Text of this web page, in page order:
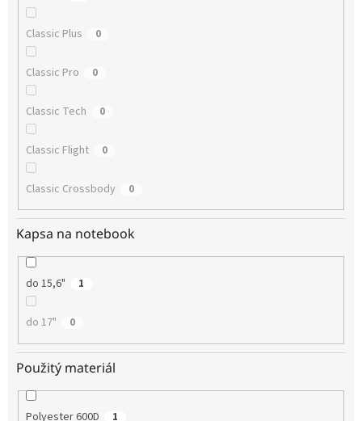
Classic Plus 0
Classic Pro 0
Classic Tech 0
Classic Flight 0
Classic Crossbody 0
Kapsa na notebook
do 15,6" 1
do 17" 0
Použitý materiál
Polyester 600D 1